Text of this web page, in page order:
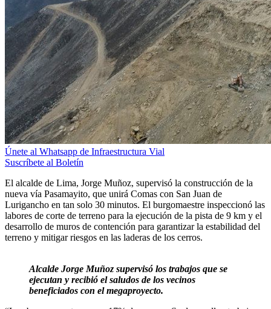
Únete al Whatsapp de Infraestructura Vial
Suscríbete al Boletín
El alcalde de Lima, Jorge Muñoz, supervisó la construcción de la
nueva vía Pasamayito, que unirá Comas con San Juan de
Lurigancho en tan solo 30 minutos. El burgomaestre inspeccionó las
labores de corte de terreno para la ejecución de la pista de 9 km y el
desarrollo de muros de contención para garantizar la estabilidad del
terreno y mitigar riesgos en las laderas de los cerros.
Alcalde Jorge Muñoz supervisó los trabajos que se
ejecutan y recibió el saludos de los vecinos
beneficiados con el megaproyecto.